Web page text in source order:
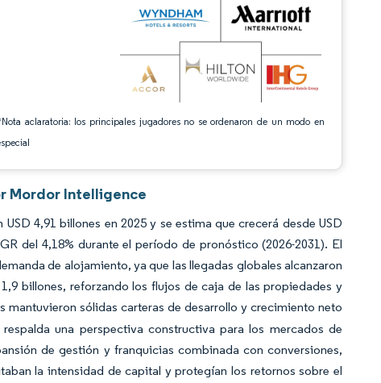
aclaratoria: los principales jugadores no se ordenaron de un modo en
Mordor Intelligence
4,91 billones en 2025 y se estima que crecerá desde USD
del 4,18% durante el período de pronóstico (2026-2031). El
de alojamiento, ya que las llegadas globales alcanzaron
billones, reforzando los flujos de caja de las propiedades y
mantuvieron sólidas carteras de desarrollo y crecimiento neto
una perspectiva constructiva para los mercados de
de gestión y franquicias combinada con conversiones,
la intensidad de capital y protegían los retornos sobre el